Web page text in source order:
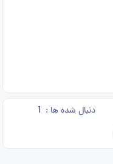
دنبال شده ها : 1